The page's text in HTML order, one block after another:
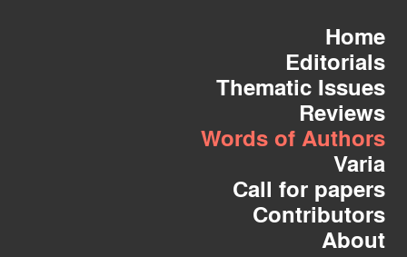
Home
Editorials
Thematic Issues
Reviews
Words of Authors
Varia
Call for papers
Contributors
About